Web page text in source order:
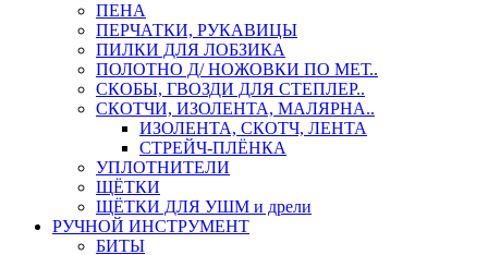
ПЕНА
ПЕРЧАТКИ, РУКАВИЦЫ
ПИЛКИ ДЛЯ ЛОБЗИКА
ПОЛОТНО Д/ НОЖОВКИ ПО МЕТ..
СКОБЫ, ГВОЗДИ ДЛЯ СТЕПЛЕР..
СКОТЧИ, ИЗОЛЕНТА, МАЛЯРНА..
ИЗОЛЕНТА, СКОТЧ, ЛЕНТА
СТРЕЙЧ-ПЛЁНКА
УПЛОТНИТЕЛИ
ЩЁТКИ
ЩЁТКИ ДЛЯ УШМ и дрели
РУЧНОЙ ИНСТРУМЕНТ
БИТЫ